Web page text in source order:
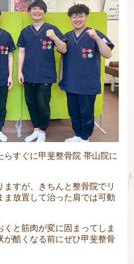
らすぐに甲斐整骨院 帯山院に
すが、きちんと整骨院でリ
放置して治った肩では可動
と筋肉が変に固まってしま
が酷くなる前にぜひ甲斐整骨